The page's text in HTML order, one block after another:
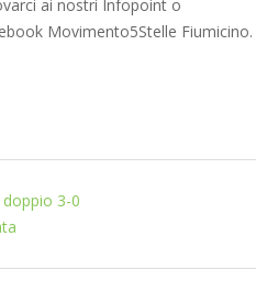
ai nostri Infopoint o
Movimento5Stelle Fiumicino.
doppio 3-0